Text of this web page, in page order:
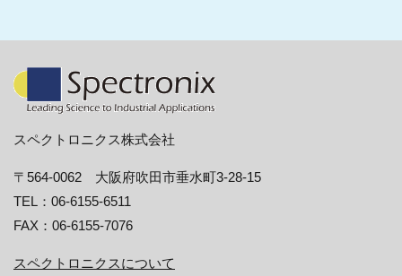
スペクトロニクス株式会社
〒564-0062 大阪府吹田市垂水町3-28-15
TEL：06-6155-6511
FAX：06-6155-7076
スペクトロニクスについて